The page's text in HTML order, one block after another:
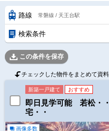
路線 常磐線 / 天王台駅
検索条件
この条件を保存
チェックした物件をまとめて資料
新築一戸建て おすすめ
即日見学可能 若松・
宅・・
画像多数